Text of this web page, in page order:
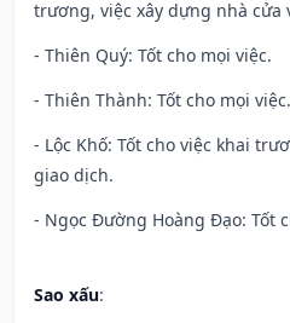
trương, việc xây dựng nhà cửa
- Thiên Quý: Tốt cho mọi việc.
- Thiên Thành: Tốt cho mọi việc.
- Lộc Khố: Tốt cho việc khai
giao dịch.
- Ngọc Đường Hoàng Đạo: Tốt
Sao xấu: